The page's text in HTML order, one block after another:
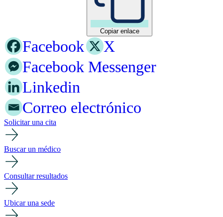
Copiar enlace
Facebook
X
Facebook Messenger
Linkedin
Correo electrónico
Solicitar una cita
Buscar un médico
Consultar resultados
Ubicar una sede